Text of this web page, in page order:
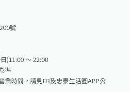
號
)11:00 ～ 22:00
準
業時間，請見FB及忠泰生活圈APP公